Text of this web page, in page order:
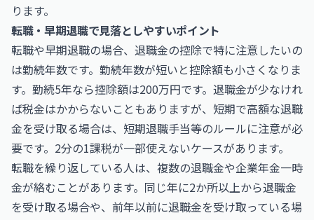
ります。
転職・早期退職で見落としやすいポイント
転職や早期退職の場合、退職金の控除で特に注意したいの
は勤続年数です。勤続年数が短いと控除額も小さくなりま
す。勤続5年なら控除額は200万円です。退職金が少なけれ
ば税金はかからないこともありますが、短期で高額な退職
金を受け取る場合は、短期退職手当等のルールに注意が必
要です。2分の1課税が一部使えないケースがあります。
転職を繰り返している人は、複数の退職金や企業年金一時
金が絡むことがあります。同じ年に2か所以上から退職金
を受け取る場合や、前年以前に退職金を受け取っている場